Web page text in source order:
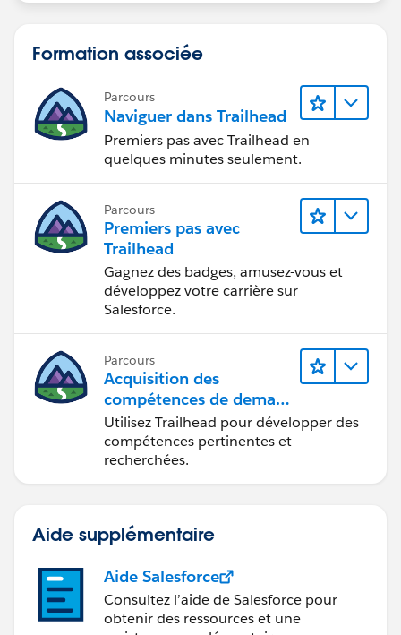
Formation associée
Parcours
Naviguer dans Trailhead
Premiers pas avec Trailhead en
quelques minutes seulement.
Parcours
Premiers pas avec
Trailhead
Gagnez des badges, amusez-vous et
développez votre carrière sur
Salesforce.
Parcours
Acquisition des
compétences de demain
avec Trailhead
Utilisez Trailhead pour développer des
compétences pertinentes et
recherchées.
Aide supplémentaire
Aide Salesforce
Consultez l’aide de Salesforce pour
obtenir des ressources et une